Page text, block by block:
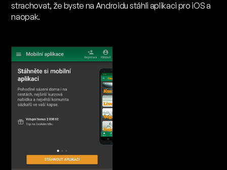
strachovat, že byste na Androidu stáhli aplikaci pro iOS a
naopak.